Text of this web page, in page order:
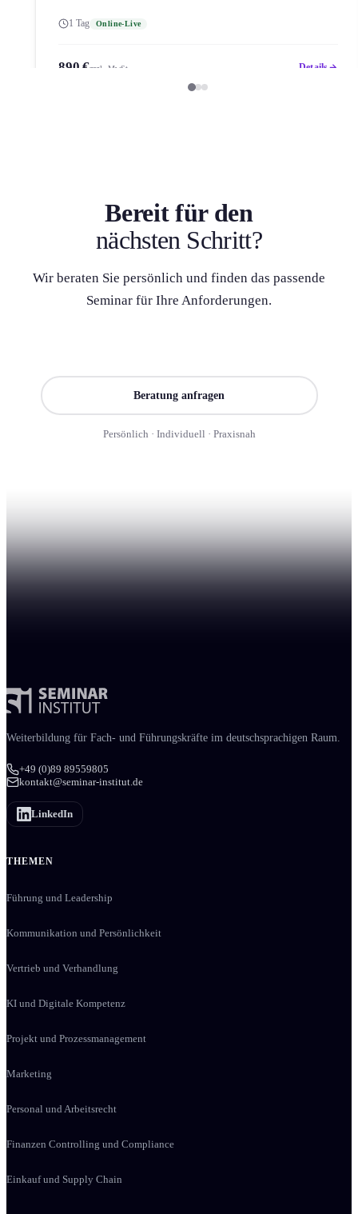
1 Tag Online-Live
890 €zzgl. MwSt. Details
Bereit für den
nächsten Schritt?
Wir beraten Sie persönlich und finden das passende
Seminar für Ihre Anforderung­en.
Beratung anfragen
Persönlich · Individuell · Praxisnah
Weiter­bildung für Fach- und Führungs­kräfte im deutschsprachigen Raum.
+49 (0)89 89559805
kontakt@seminar-institut.de
LinkedIn
THEMEN
Führung und Leadership
Kommunikation und Persönlichkeit
Vertrieb und Verhandlung
KI und Digitale Kompetenz
Projekt und Prozessmanagement
Marketing
Personal und Arbeitsrecht
Finanzen Controlling und Compliance
Einkauf und Supply Chain